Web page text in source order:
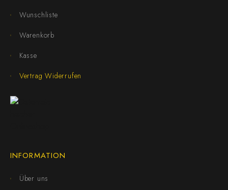
Wunschliste
Warenkorb
Kasse
Vertrag Widerrufen
INFORMATION
Über uns